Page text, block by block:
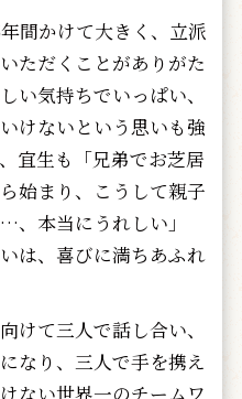
間かけて大きく、立派
ただくことがありがた
い気持ちでいっぱい、
けないという思いも強
宜生も「兄弟でお芝居
始まり、こうして親子
、本当にうれしい」
は、喜びに満ちあふれ
けて三人で話し合い、
なり、三人で手を携え
ない世界一のチームワ